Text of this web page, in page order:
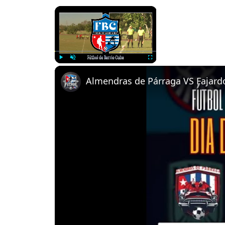
×
Now Playing
Almendras de Párraga VS